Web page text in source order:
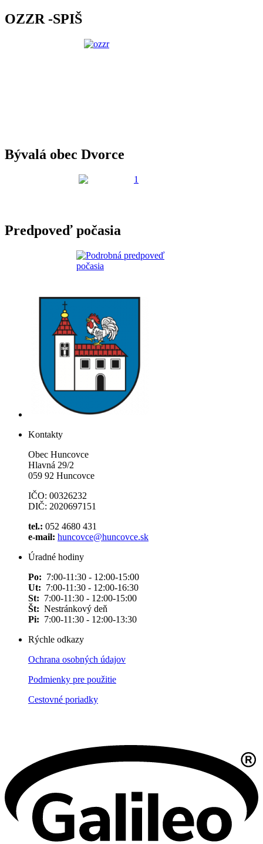
OZZR -SPIŠ
Bývalá obec Dvorce
Predpoveď počasia
Kontakty
Obec Huncovce
Hlavná 29/2
059 92 Huncovce
IČO: 00326232
DIČ: 2020697151
tel.: 052 4680 431
e-mail: huncovce@huncovce.sk
Úradné hodiny
Po: 7:00-11:30 - 12:00-15:00
Ut: 7:00-11:30 - 12:00-16:30
St: 7:00-11:30 - 12:00-15:00
Št: Nestránkový deň
Pi: 7:00-11:30 - 12:00-13:30
Rýchle odkazy
Ochrana osobných údajov
Podmienky pre použitie
Cestovné poriadky